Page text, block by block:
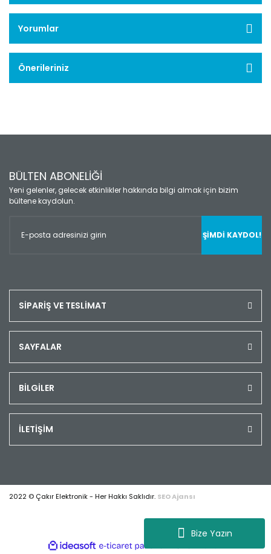
Bize Yazın
Yorumlar
Önerileriniz
BÜLTEN ABONELİĞİ
Yeni gelenler, gelecek etkinlikler hakkında bilgi almak için bizim
bültene kaydolun.
ŞİMDİ KAYDOL!
SİPARİŞ VE TESLİMAT
SAYFALAR
BİLGİLER
İLETİŞİM
2022 © Çakır Elektronik - Her Hakkı Saklıdır. SEO Ajansı
ideasoft